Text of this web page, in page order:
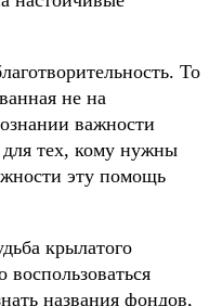
То
не на
важности
для тех, кому нужны
эту помощь
крылатого
названия фондов,